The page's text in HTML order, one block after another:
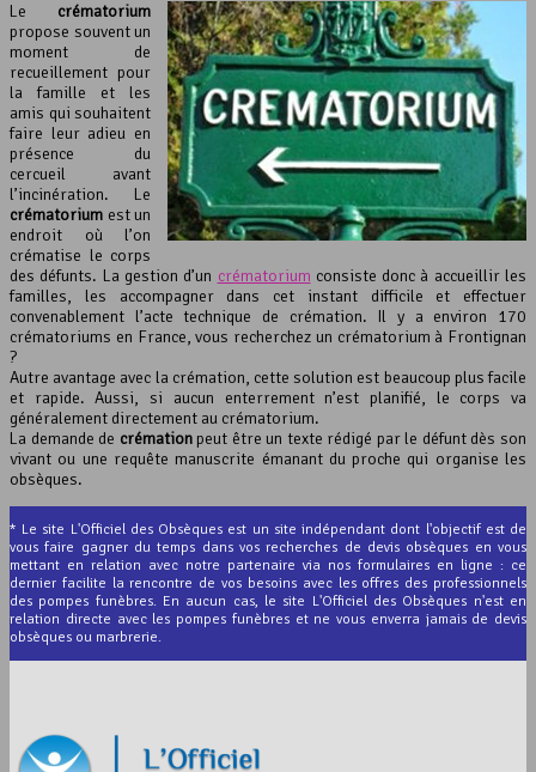
Le crématorium
propose souvent un
moment de
recueillement pour
la famille et les
amis qui souhaitent
faire leur adieu en
présence du
cercueil avant
l’incinération. Le
crématorium est un
endroit où l’on
crématise le corps
des défunts. La gestion d’un crématorium consiste donc à accueillir les
familles, les accompagner dans cet instant difficile et effectuer
convenablement l’acte technique de crémation. Il y a environ 170
crématoriums en France, vous recherchez un crématorium à Frontignan
?
Autre avantage avec la crémation, cette solution est beaucoup plus facile
et rapide. Aussi, si aucun enterrement n’est planifié, le corps va
généralement directement au crématorium.
La demande de crémationpeut être un texte rédigé par le défunt dès son
vivant ou une requête manuscrite émanant du proche qui organise les
obsèques.
* Le site L'Officiel des Obsèques est un site indépendant dont l'objectif est de
vous faire gagner du temps dans vos recherches de devis obsèques en vous
mettant en relation avec notre partenaire via nos formulaires en ligne : ce
dernier facilite la rencontre de vos besoins avec les offres des professionnels
des pompes funèbres. En aucun cas, le site L'Officiel des Obsèques n'est en
relation directe avec les pompes funèbres et ne vous enverra jamais de devis
obsèques ou marbrerie.